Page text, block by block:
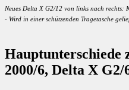
Neues Delta X G2/12 von links nach rechts:
- Wird in einer schützenden Tragetasche
Hauptunterschiede
2000/6, Delta X